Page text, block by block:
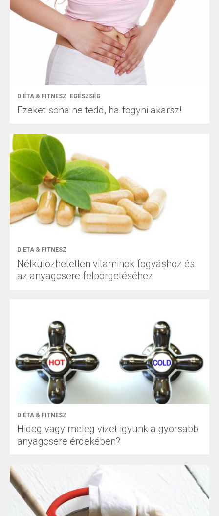
DIÉTA & FITNESZ EGÉSZSÉG
Ezeket soha ne tedd, ha fogyni akarsz!
DIÉTA & FITNESZ
Nélkülözhetetlen vitaminok fogyáshoz és
az anyagcsere felpörgetéséhez
DIÉTA & FITNESZ
Hideg vagy meleg vizet igyunk a gyorsabb
anyagcsere érdekében?